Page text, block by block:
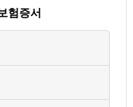
험증서